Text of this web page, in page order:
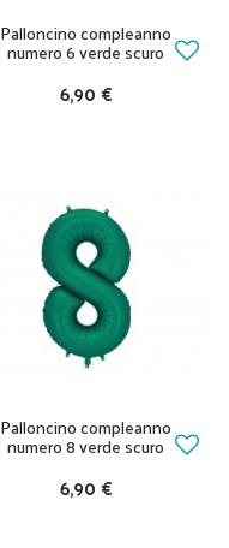
Palloncino compleanno
numero 6 verde scuro
6,90 €
Palloncino compleanno
numero 8 verde scuro
6,90 €